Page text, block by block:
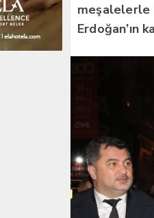
meşalelerle
Erdoğan’ın